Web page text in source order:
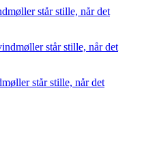
står stille, når det
står stille, når det
står stille, når det